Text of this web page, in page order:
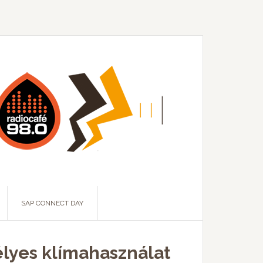
SAP CONNECT DAY
klímahasználat